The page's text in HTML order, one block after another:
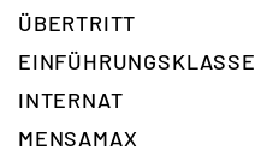
ÜBERTRITT
EINFÜHRUNGSKLASSE
INTERNAT
MENSAMAX